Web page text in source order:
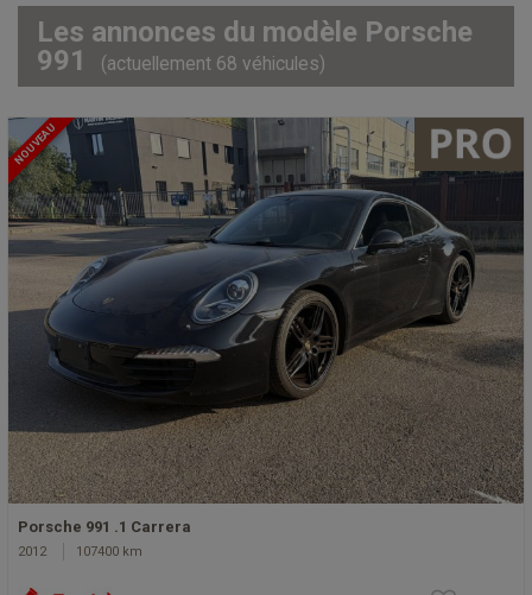
Les annonces du modèle Porsche
991
(actuellement 68 véhicules)
NOUVEAU
Porsche 991 .1 Carrera
2012 107400 km